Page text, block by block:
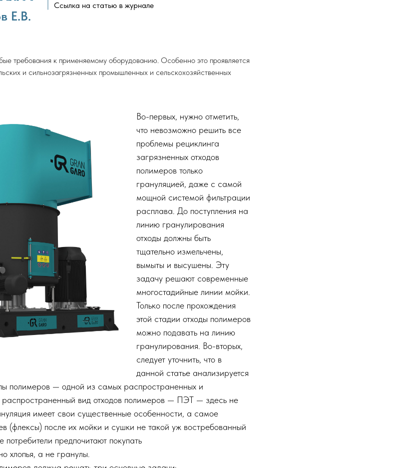
Е.В.
Ссылка на статью в журнале
требования к применяемому оборудованию. Особенно это проявляется
и сильнозагрязненных промышленных и сельскохозяйственных
Во-первых, нужно отметить,
что невозможно решить все
проблемы рециклинга
загрязненных отходов
полимеров только
грануляцией, даже с самой
мощной системой фильтрации
расплава. До поступления на
линию гранулирования
отходы должны быть
тщательно измельчены,
вымыты и высушены. Эту
задачу решают современные
многостадийные линии мойки.
Только после прохождения
этой стадии отходы полимеров
можно подавать на линию
гранулирования. Во-вторых,
следует уточнить, что в
данной статье анализируется
полимеров — одной из самых распространенных и
вид отходов полимеров — ПЭТ — здесь не
имеет свои существенные особенности, а самое
(флексы) после их мойки и сушки не такой уж востребованный
предпочитают покупать
хлопья, а не гранулы.